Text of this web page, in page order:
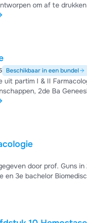
Beschikbaar in een bundel
partim I & II
2de Ba Geneeskunde en
door prof. Guns
en 3e bachelor